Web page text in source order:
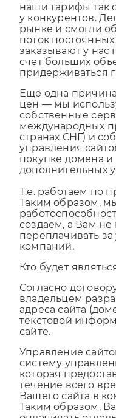
Заказчики часто
наши тарифы так
у конкурентов.
рынке и смогли
поток
заказывают у нас
счет больших
Еще одна
цен — мы
собственные
международных
странах СНГ) и
управления
покупке домена и
Т.е. работаем по
Таким образом,
создаем, а Вам не
переплачивать за
Согласно
владельцем
адреса сайта
текстовой
Управление
систему
которая
течение всего
Вашего сайта в